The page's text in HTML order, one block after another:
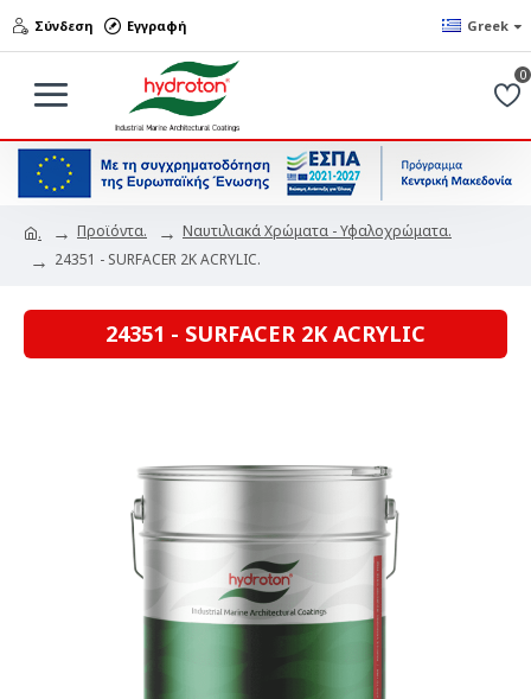
Σύνδεση Εγγραφή Greek
0
. Προϊόντα.
Ναυτιλιακά Χρώματα - Υφαλοχρώματα.
24351 - SURFACER 2K ACRYLIC.
24351 - SURFACER 2K ACRYLIC